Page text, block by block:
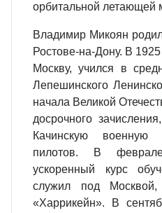
орбитальной летающей
Владимир Микоян
Ростове-на-Дону. В
Москву, учился в
Лепешинского
начала Великой
досрочного
Качинскую военную
пилотов. В
ускоренный курс
служил под
«Харрикейн». В